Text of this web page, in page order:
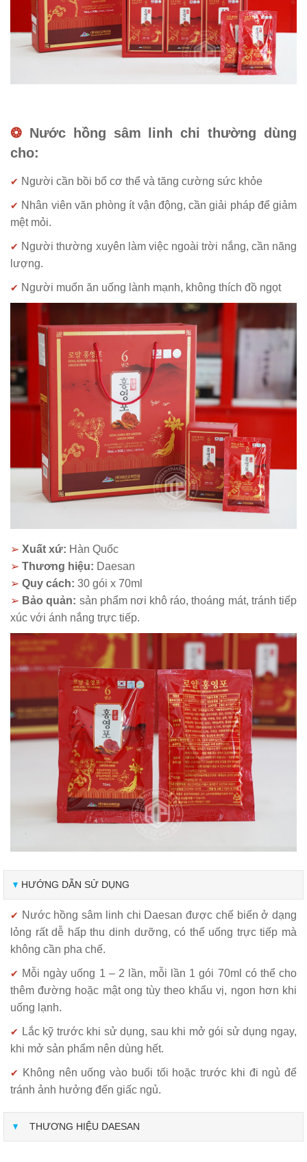
❂ Nước hồng sâm linh chi thường dùng
cho:
✔ Người cần bồi bổ cơ thể và tăng cường sức khỏe
✔ Nhân viên văn phòng ít vận động, cần giải pháp để giảm
mệt mỏi.
✔ Người thường xuyên làm việc ngoài trời nắng, cần năng
lượng.
✔ Người muốn ăn uống lành mạnh, không thích đồ ngọt
➢ Xuất xứ: Hàn Quốc
➢ Thương hiệu: Daesan
➢ Quy cách: 30 gói x 70ml
➢ Bảo quản: sản phẩm nơi khô ráo, thoáng mát, tránh tiếp
xúc với ánh nắng trực tiếp.
HƯỚNG DẪN SỬ DỤNG
✔ Nước hồng sâm linh chi Daesan được chế biến ở dạng
lỏng rất dễ hấp thu dinh dưỡng, có thể uống trực tiếp mà
không cần pha chế.
✔ Mỗi ngày uống 1 – 2 lần, mỗi lần 1 gói 70ml có thể cho
thêm đường hoặc mật ong tùy theo khẩu vị, ngon hơn khi
uống lạnh.
✔
Lắc kỹ trước khi sử dụng, sau khi mở gói sử dụng ngay,
khi mở sản phẩm nên dùng hết.
✔
Không nên uống vào buổi tối hoặc trước khi đi ngủ để
tránh ảnh hưởng đến giấc ngủ.
THƯƠNG HIỆU DAESAN